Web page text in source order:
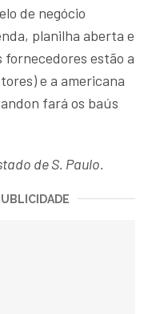
de negócio
planilha aberta e
estão a
e a americana
fará os baús
de S. Paulo.